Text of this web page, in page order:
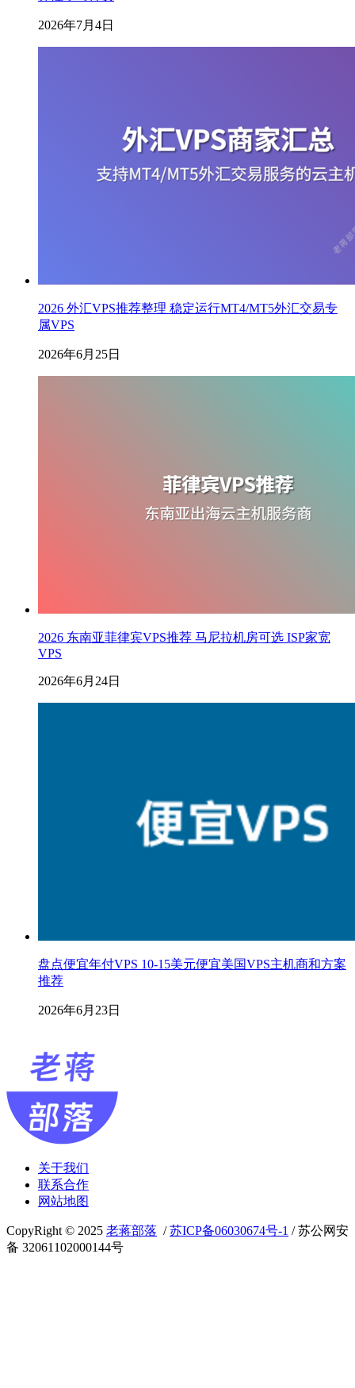
2026年7月4日
2026 外汇VPS推荐整理 稳定运行MT4/MT5外汇交易专
属VPS
2026年6月25日
2026 东南亚菲律宾VPS推荐 马尼拉机房可选 ISP家宽
VPS
2026年6月24日
盘点便宜年付VPS 10-15美元便宜美国VPS主机商和方案
推荐
2026年6月23日
关于我们
联系合作
网站地图
CopyRight © 2025 老蒋部落 /苏ICP备06030674号-1 / 苏公网安
备 32061102000144号